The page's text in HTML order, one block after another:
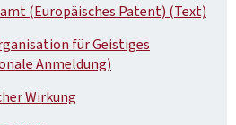
(Europäisches Patent) (Text)
für Geistiges
Anmeldung)
Wirkung